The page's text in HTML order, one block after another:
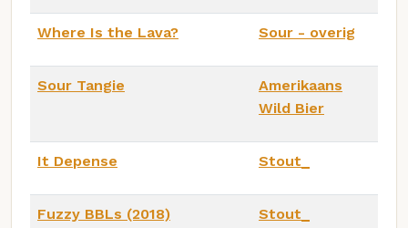
Where Is the Lava? Sour - overig
Sour Tangie
Amerikaans
Wild Bier
It Depense Stout_
Fuzzy BBLs (2018) Stout_